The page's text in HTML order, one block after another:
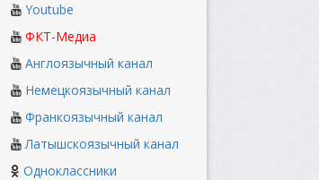
Youtube
ФКТ-Медиа
Англоязычный канал
Немецкоязычный канал
Франкоязычный канал
Латышскоязычный канал
Одноклассники